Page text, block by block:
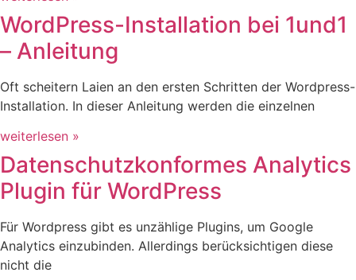
WordPress-Installation bei 1und1
– Anleitung
Oft scheitern Laien an den ersten Schritten der Wordpress-
Installation. In dieser Anleitung werden die einzelnen
weiterlesen »
Datenschutzkonformes Analytics
Plugin für WordPress
Für Wordpress gibt es unzählige Plugins, um Google
Analytics einzubinden. Allerdings berücksichtigen diese
nicht die